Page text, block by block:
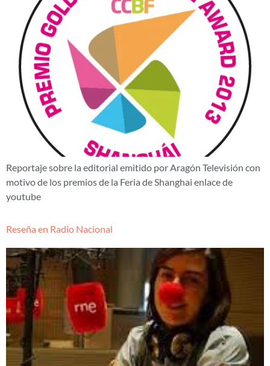
Reportaje sobre la editorial emitido por Aragón Televisión con
motivo de los premios de la Feria de Shanghai enlace de
youtube
Reseña en Radio Nacional